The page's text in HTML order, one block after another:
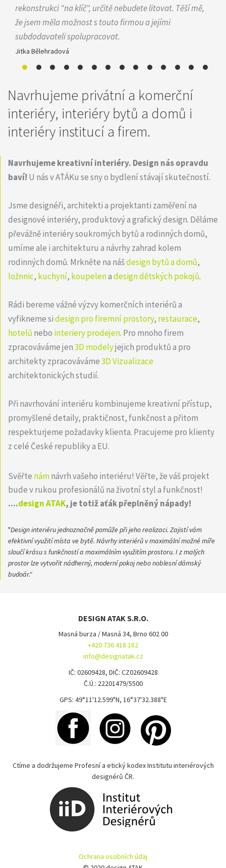
rekonstrukci "na klíč", určitě nebudete litovat. Těší mě,
že jsem měla možnost s touto firmou a jejími
subdodavateli spolupracovat.
Jitka Bělehradová
Navrhujeme privátní a komerční
interiéry, interiéry bytů a domů i
interiéry institucí a firem.
Navrhujeme kreativní interiéry. Design nás opravdu
baví! U nás v AŤÁKu se sny o bydlení stávají skutečností.
Jsme designéři, architekti a projektanti zaměření na
designové interiéry, produktový a grafický design. Děláme
převážně interiéry soukromých bytů a rodinných domů,
umíme ale i architekturu a návrhy zahrad kolem
rodinných domů. Mrkněte na nášdesign bytů a domů,
ložnnic, kuchyní, koupelenadesign dětských pokojů.
Rádi bereme vážné výzvy komerčních interiérů a
vyfikneme sidesign pro firemní prostory, restaurace,
hotelů nebo interiery prodejen. Pro mnoho firem
zpracováváme jen3D modelyjejich produktů a pro
architekty zpracováváme3D Vizualizace
architektonických studií.
Při navrhování interiéru kombinujeme kreativní přístup,
promyšlené detaily, praktičnost, funkčnost a přitom
respekturjeme požadavky klienta. Pracujeme pro klienty
z celé České republiky a EU.
Svěřte námnávrh vašeho interiéru! Věřte, že váš projekt
bude v rukou profesionálů na životní styl a funkčnost!
....design ATAK, je totiž aťák přeplněný nápady!
"Design interiéru jednoznačně pomůže při jeho realizaci. Zajistí vám
efektivní využití místa ve bytě. Návrhy interiérů v maximální možné míře
sloučí krásu s funkčností a maximálním využitím prostoru. I z malých
prostor lze vytvořit nádherný, moderní pokoj nebo noblesní dámský
budoár."
DESIGN ATAK S.R.O.
Masná burza / Masná 34, Brno 602 00
+420 736 418 182
info@designatak.cz
IČ: 02609428, DIČ: CZ02609428
Č.Ú.: 22201479/5500
GPS: 49°11'12.599"N, 16°37'32.388"E
Ctíme a dodržujeme Profesní a etický kodex Institutu interiérových
designérů ČR.
Ochrana osobních údaj